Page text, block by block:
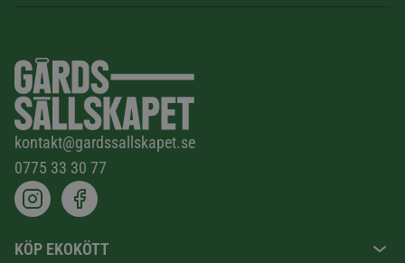
kontakt@gardssallskapet.se
0775 33 30 77
KÖP EKOKÖTT